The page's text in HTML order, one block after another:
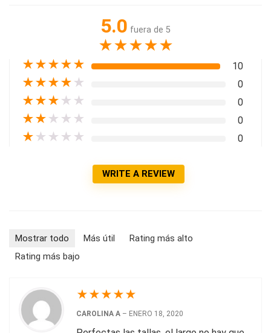
5.0 fuera de 5
★★★★★
★★★★★ 10
★★★★ ★ 0
★★★ ★ ★ 0
★★ ★ ★ ★ 0
★ ★ ★ ★ ★ 0
WRITE A REVIEW
Mostrar todo Más útil
Rating más alto
Rating más bajo
★★★★★
CAROLINA A – ENERO 18, 2020